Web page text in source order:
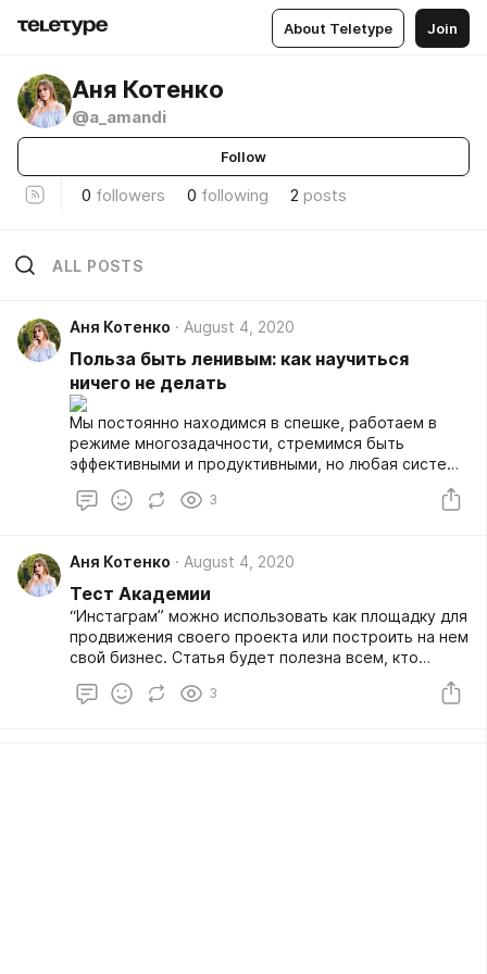
About Teletype Join
Аня Котенко
@a_amandi
Follow
0 followers 0 following 2 posts
ALL POSTS
Аня Котенко August 4, 2020
Польза быть ленивым: как научиться
ничего не делать
Мы постоянно находимся в спешке, работаем в
режиме многозадачности, стремимся быть
эффективными и продуктивными, но любая система
эмоциональному выгоранию, потере
разобрались, как научиться ничего не делать во
благо себе.
3
Аня Котенко August 4, 2020
Тест Академии
“Инстаграм” можно использовать как площадку для
продвижения своего проекта или построить на нем
свой бизнес. Статья будет полезна всем, кто
“Инстаграме”.
3